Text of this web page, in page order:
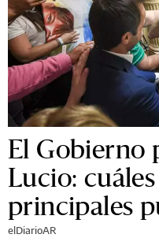
El Gobierno
Lucio:
principales
elDiarioAR